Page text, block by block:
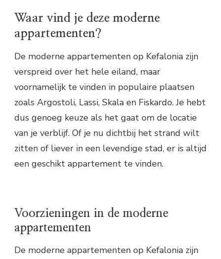
Waar vind je deze moderne
appartementen?
De moderne appartementen op Kefalonia zijn
verspreid over het hele eiland, maar
voornamelijk te vinden in populaire plaatsen
zoals Argostoli, Lassi, Skala en Fiskardo. Je hebt
dus genoeg keuze als het gaat om de locatie
van je verblijf. Of je nu dichtbij het strand wilt
zitten of liever in een levendige stad, er is altijd
een geschikt appartement te vinden.
Voorzieningen in de moderne
appartementen
De moderne appartementen op Kefalonia zijn